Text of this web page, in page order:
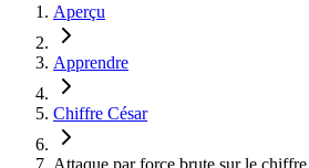
Aperçu
Apprendre
Chiffre César
Attaque par force brute sur le